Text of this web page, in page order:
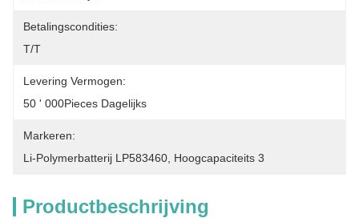
Betalingscondities:
T/T
Levering Vermogen:
50 ' 000Pieces Dagelijks
Markeren:
Li-Polymerbatterij LP583460 Hoogcapaciteits 3
Productbeschrijving